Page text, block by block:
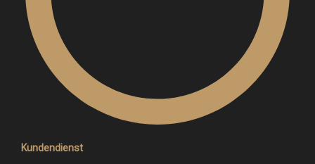
Kundendienst